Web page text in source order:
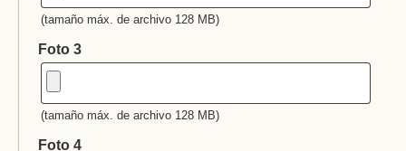
(tamaño máx. de archivo 128 MB)
Foto 3
(tamaño máx. de archivo 128 MB)
Foto 4